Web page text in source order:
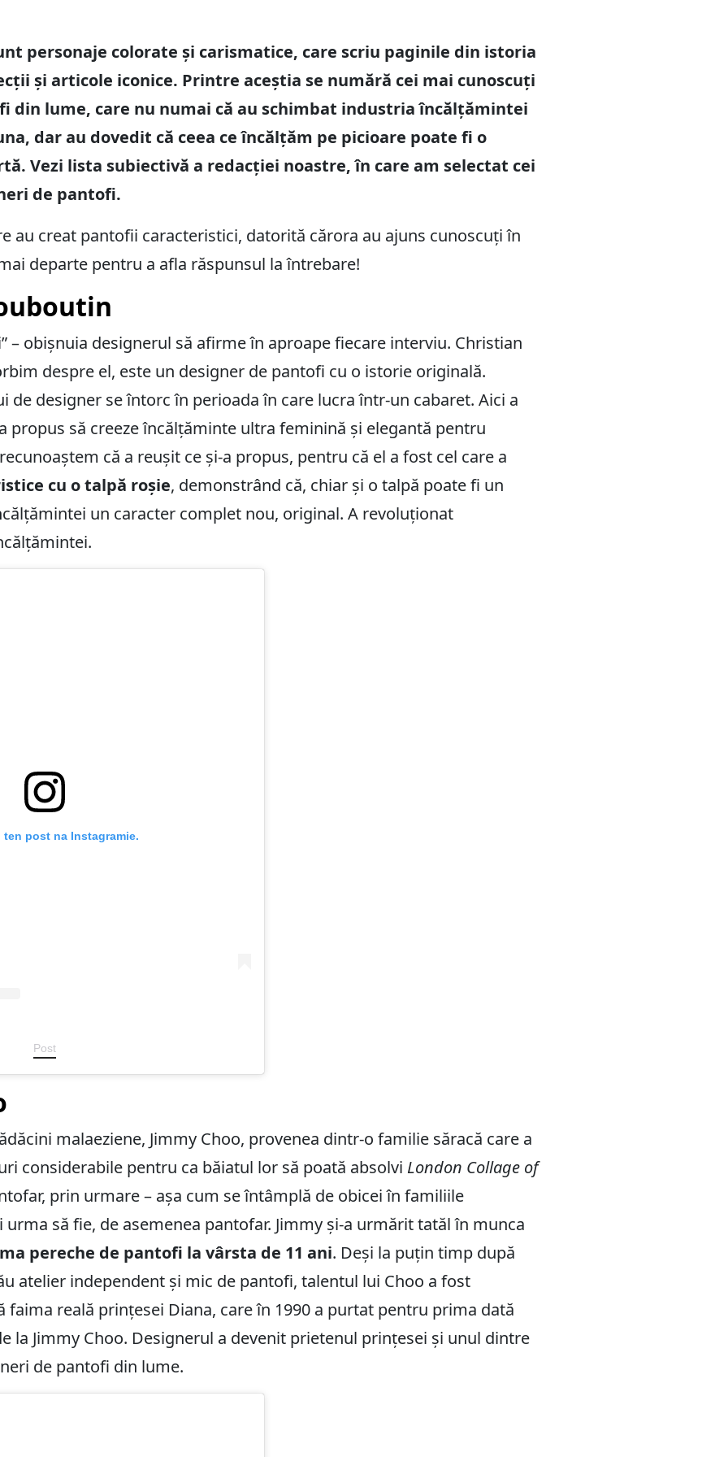
personaje colorate și carismatice, care scriu paginile din istoria
și articole iconice. Printre aceștia se numără cei mai cunoscuți
din lume, care nu numai că au schimbat industria încălțămintei
dar au dovedit că ceea ce încălțăm pe picioare poate fi o
Vezi lista subiectivă a redacției noastre, în care am selectat cei
de pantofi.
au creat pantofii caracteristici, datorită cărora au ajuns cunoscuți în
departe pentru a afla răspunsul la întrebare!
– obișnuia designerul să afirme în aproape fiecare interviu. Christian
despre el, este un designer de pantofi cu o istorie originală.
de designer se întorc în perioada în care lucra într-un cabaret. Aici a
propus să creeze încălțăminte ultra feminină și elegantă pentru
că a reușit ce și-a propus, pentru că el a fost cel care a
cu o talpă roșie, demonstrând că, chiar și o talpă poate fi un
un caracter complet nou, original. A revoluționat
ten post na Instagramie.
Post
malaeziene, Jimmy Choo, provenea dintr-o familie săracă care a
considerabile pentru ca băiatul lor să poată absolvi London Collage of
prin urmare – așa cum se întâmplă de obicei în familiile
să fie, de asemenea pantofar. Jimmy și-a urmărit tatăl în munca
pereche de pantofi la vârsta de 11 ani. Deși la puțin timp după
atelier independent și mic de pantofi, talentul lui Choo a fost
faima reală prințesei Diana, care în 1990 a purtat pentru prima dată
la Jimmy Choo. Designerul a devenit prietenul prințesei și unul dintre
de pantofi din lume.